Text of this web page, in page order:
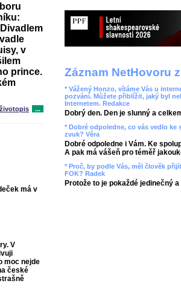
v
prince.
...
má v
V
moc nejde
české
Záznam NetHovoru
* Vážený Honzo, vítáme Vás u
pozvání. Můžete přiblížit, jaký byl
Internetem. Redakce
Dobrý den. Den je slunný a
* Dobré odpoledne, co vás vedlo
zvuk? Věra
Dobré odpoledne i Vám. Ke
A pak má vášeň pro téměř
* Proč, by podle Vás, měl člověk
FOK? Radek
Protože to je pokaždé jedinečný